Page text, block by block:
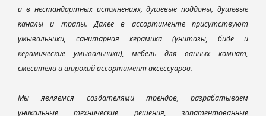
и в нестандартных исполнениях, душевые поддоны, душевые
каналы и трапы. Далее в ассортименте присутствуют
умывальники, санитарная керамика (унитазы, биде и
керамические умывальники), мебель для ванных комнат,
смесители и широкий ассортимент аксессуаров.
Мы являемся создателями трендов, разрабатываем
уникальные технические решения, запатентованные